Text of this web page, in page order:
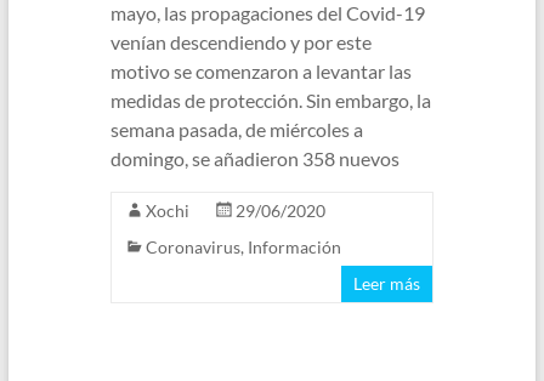
mayo, las propagaciones del Covid-19
venían descendiendo y por este
motivo se comenzaron a levantar las
medidas de protección. Sin embargo, la
semana pasada, de miércoles a
domingo, se añadieron 358 nuevos
Xochi
29/06/2020
Coronavirus, Información
Leer más